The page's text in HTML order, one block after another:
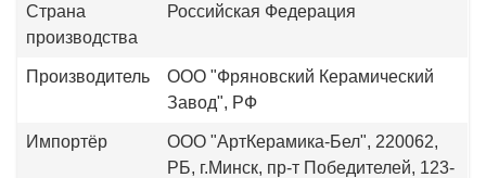
Страна
производства
Российская Федерация
Производитель
ООО "Фряновский Керамический
Завод", РФ
Импортёр
ООО "АртКерамика-Бел", 220062,
РБ, г.Минск, пр-т Победителей, 123-